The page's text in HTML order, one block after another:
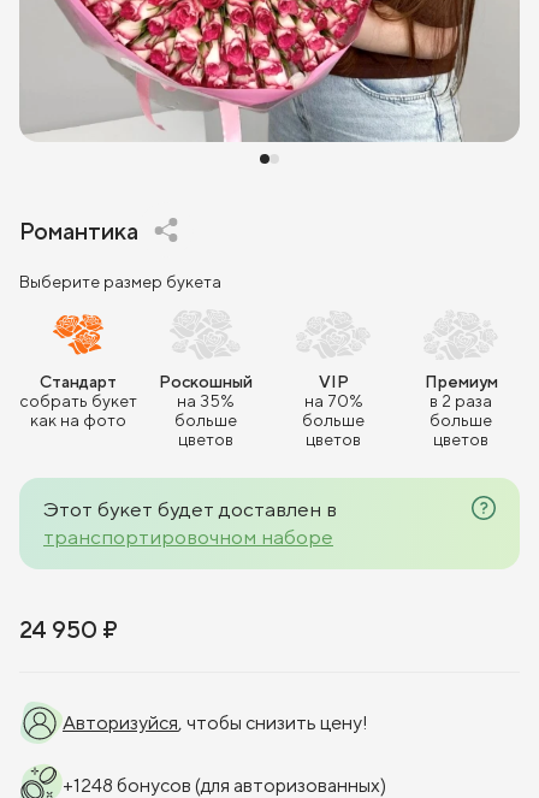
Романтика
Выберите размер букета
Стандарт
собрать букет
как на фото
Роскошный
на 35%
больше
цветов
VIP
на 70%
больше
цветов
Премиум
в 2 раза
больше
цветов
Этот букет будет доставлен в
транспортировочном наборе
24 950 ₽
Авторизуйся, чтобы снизить цену!
+1248 бонусов (для авторизованных)